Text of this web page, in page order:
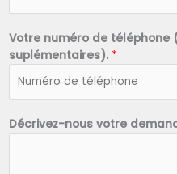
Votre numéro de
suplémentaires). *
Décrivez-nous votre